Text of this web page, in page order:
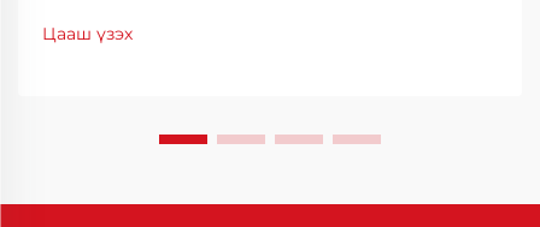
нь чухал үүрэг гүйцэтгэдэг. Хятадын полиуретан
Цааш үзэх